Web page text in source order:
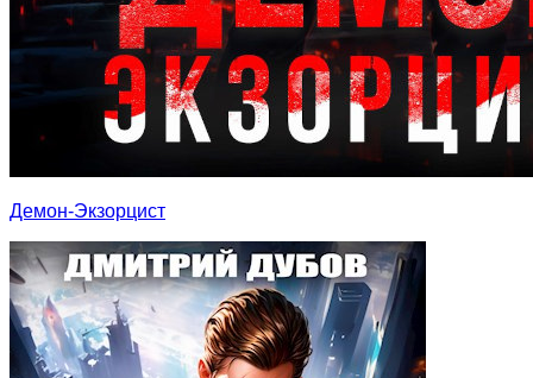
Демон-Экзорцист